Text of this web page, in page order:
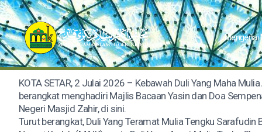
Mengenai
KOTA SETAR, 2 Julai 2026 – Kebawah Duli Yang Maha
berangkat menghadiri Majlis Bacaan Yasin dan Doa
Negeri Masjid Zahir, di sini.
Turut berangkat, Duli Yang Teramat Mulia Tengku